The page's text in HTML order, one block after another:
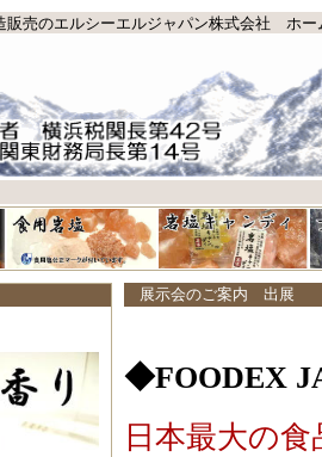
販売のエルシーエルジャパン株式会社 ホー
展示会のご案内 出展
◆FOODEX
日本最大の